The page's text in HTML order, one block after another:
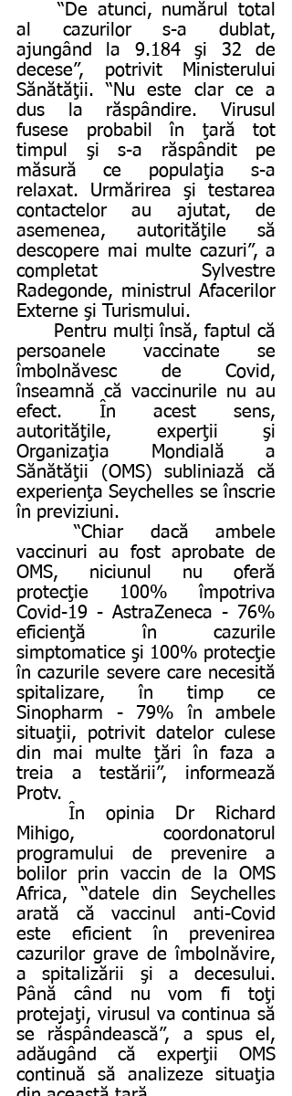
al cazurilor s-a dublat,
ajungând la 9.184 şi 32 de
decese”, potrivit Ministerului
Sănătăţii. “Nu este clar ce a
dus la răspândire. Virusul
fusese probabil în ţară tot
timpul şi s-a răspândit pe
măsură ce populaţia s-a
relaxat. Urmărirea şi testarea
contactelor au ajutat, de
asemenea, autorităţile să
descopere mai multe cazuri”, a
completat Sylvestre
Radegonde, ministrul Afacerilor
Externe şi Turismului.
persoanele vaccinate se
îmbolnăvesc de Covid,
înseamnă că vaccinurile nu au
efect. În acest sens,
autorităţile, experţii şi
Organizaţia Mondială a
Sănătăţii (OMS) subliniază că
experienţa Seychelles se înscrie
în previziuni.
	“Chiar dacă ambele
vaccinuri au fost aprobate de
OMS, niciunul nu oferă
protecţie 100% împotriva
Covid-19 - AstraZeneca - 76%
eficienţă în cazurile
simptomatice şi 100% protecţie
în cazurile severe care necesită
spitalizare, în timp ce
Sinopharm - 79% în ambele
situaţii, potrivit datelor culese
din mai multe ţări în faza a
treia a testării”, informează
Protv.
Mihigo, coordonatorul
programului de prevenire a
bolilor prin vaccin de la OMS
Africa, “datele din Seychelles
arată că vaccinul anti-Covid
este eficient în prevenirea
cazurilor grave de îmbolnăvire,
a spitalizării şi a decesului.
Până când nu vom fi toţi
protejaţi, virusul va continua să
se răspândească”, a spus el,
adăugând că experţii OMS
continuă să analizeze situaţia